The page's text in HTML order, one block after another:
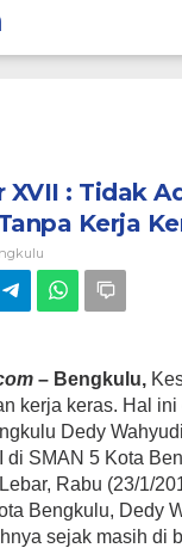
XVII : Tidak
Kerja
– Bengkulu,
kerja keras. Hal
Dedy
di SMAN 5 Kota
Rabu (23/1/
Bengkulu, Dedy
sejak masih di